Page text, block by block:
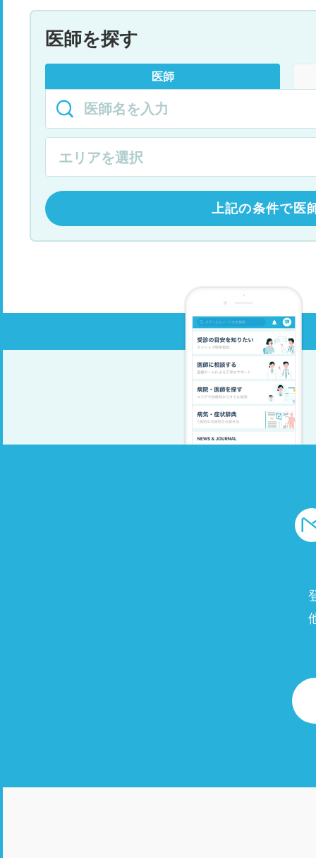
医師を探す
医師
上記の条件で医